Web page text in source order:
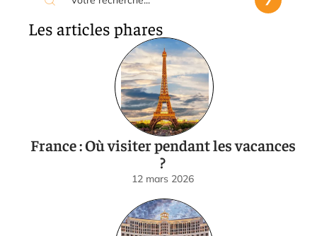
Les articles phares
France : Où visiter pendant les vacances
?
12 mars 2026